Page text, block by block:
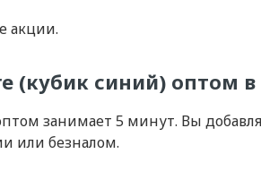
акции.
(кубик синий) оптом
занимает 5 минут. Вы
или безналом.